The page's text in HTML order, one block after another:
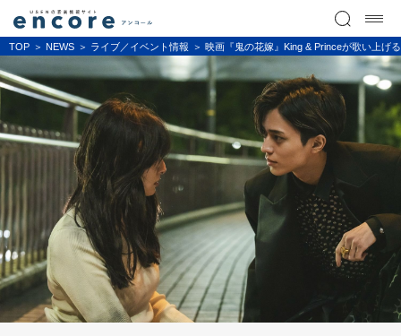
TOP NEWS ライブ／イベント情報 映画『鬼の花嫁』King & Princeが歌い上げ